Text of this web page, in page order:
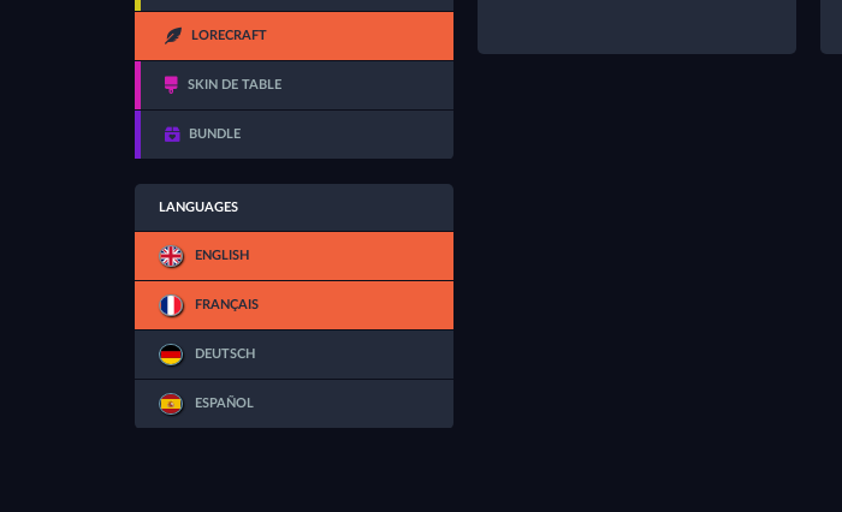
LORECRAFT
SKIN DE TABLE
BUNDLE
LANGUAGES
ENGLISH
FRANÇAIS
DEUTSCH
ESPAÑOL